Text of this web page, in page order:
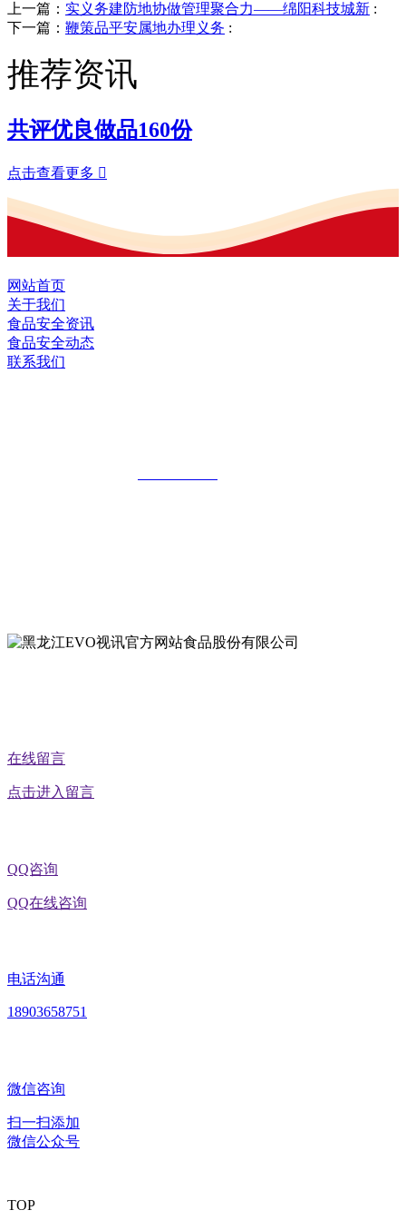
上一篇： 实义务建防地协做管理聚合力——绵阳科技城新 :
下一篇： 鞭策品平安属地办理义务 :
推荐资讯
共评优良做品160份
点击查看更多 
网站首页
关于我们
食品安全资讯
食品安全动态
联系我们
在线留言
点击进入留言
QQ咨询
QQ在线咨询
电话沟通
18903658751
微信咨询
扫一扫添加
微信公众号
TOP